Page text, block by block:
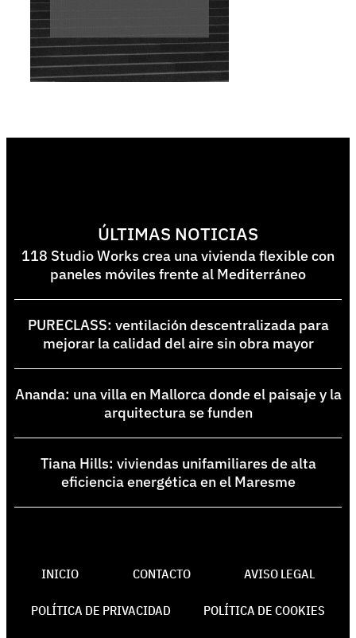
ÚLTIMAS NOTICIAS
118 Studio Works crea una vivienda flexible con
paneles móviles frente al Mediterráneo
PURECLASS: ventilación descentralizada para
mejorar la calidad del aire sin obra mayor
Ananda: una villa en Mallorca donde el paisaje y la
arquitectura se funden
Tiana Hills: viviendas unifamiliares de alta
eficiencia energética en el Maresme
INICIO CONTACTO AVISO LEGAL
POLÍTICA DE PRIVACIDAD POLÍTICA DE COOKIES